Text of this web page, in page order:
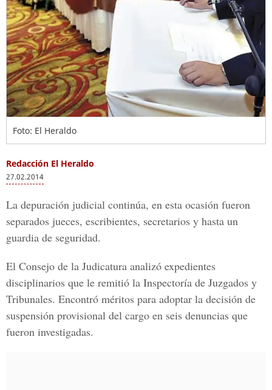
Foto: El Heraldo
Redacción El Heraldo
27.02.2014
La depuración judicial continúa, en esta ocasión fueron
separados jueces, escribientes, secretarios y hasta un
guardia de seguridad.
El Consejo de la Judicatura analizó expedientes
disciplinarios que le remitió la Inspectoría de Juzgados y
Tribunales. Encontró méritos para adoptar la decisión de
suspensión provisional del cargo en seis denuncias que
fueron investigadas.